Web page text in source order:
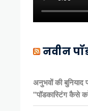
नवीन
अनुभवों की बुनियाद
"पॉडकास्टिंग कैसे